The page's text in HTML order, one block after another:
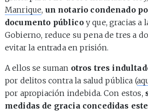
Manrique, un notario condenado
documento públicoy que, gracias a
Gobierno, reduce su pena de tres a
evitar la entrada en prisión.
A ellos se suman otros tres
por delitos contra la salud pública (
por apropiación indebida. Con estos,
medidas de gracia concedidas